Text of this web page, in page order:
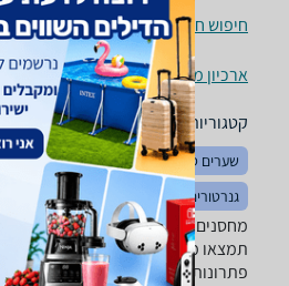
חיפוש חנויות מחסנים וארונות שירות
ארכיון מוצרים
קטגוריות משלימות
שערים סורגים וגדרות אביזרים לגינה
גנרטורים
השקיה בריכות נוי ומזרקות
תמצאו מבחר גדול של מחסנים,
פתרונות אחסון לחצר.